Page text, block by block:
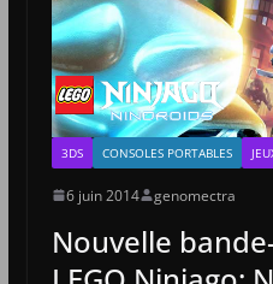
3DS CONSOLES PORTABLES
6 juin 2014 genomectra
Nouvelle